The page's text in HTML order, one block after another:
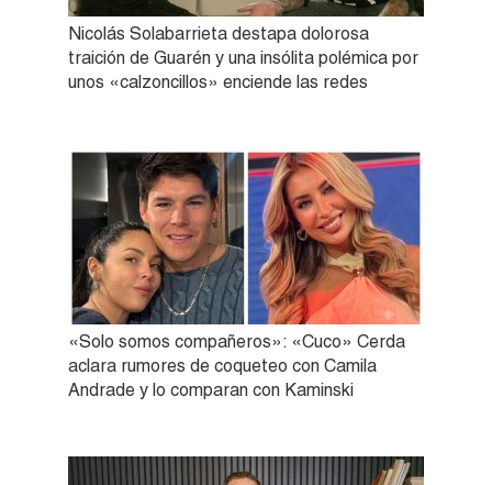
Nicolás Solabarrieta destapa dolorosa
traición de Guarén y una insólita polémica por
unos «calzoncillos» enciende las redes
«Solo somos compañeros»: «Cuco» Cerda
aclara rumores de coqueteo con Camila
Andrade y lo comparan con Kaminski